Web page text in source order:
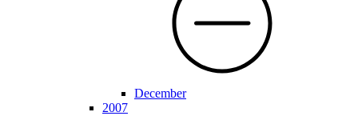
December
2007